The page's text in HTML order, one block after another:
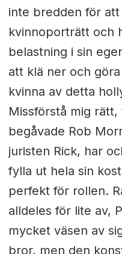
inte bredden för
kvinnoporträtt och
belastning i sin
att klä ner och
kvinna av detta
Missförstå mig
begåvade Rob
juristen Rick, har
fylla ut hela sin
perfekt för rollen.
alldeles för lite av,
mycket väsen av
bror, men den